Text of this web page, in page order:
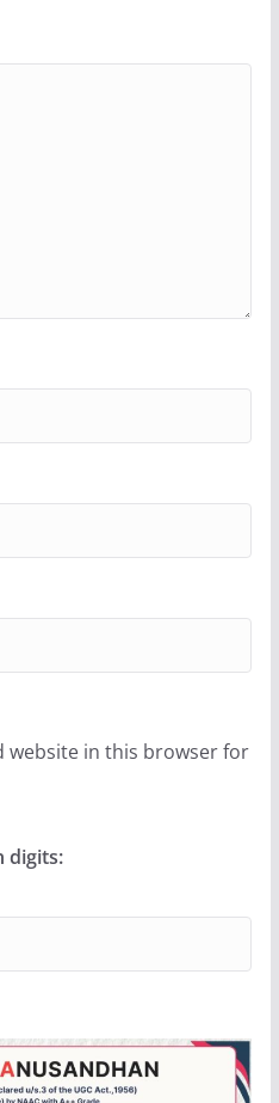
website in this browser for
digits: